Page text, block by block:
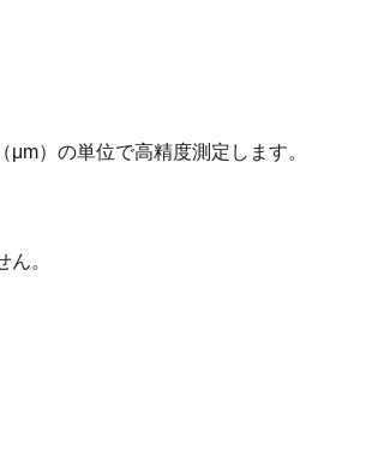
）の単位で高精度測定します。
。